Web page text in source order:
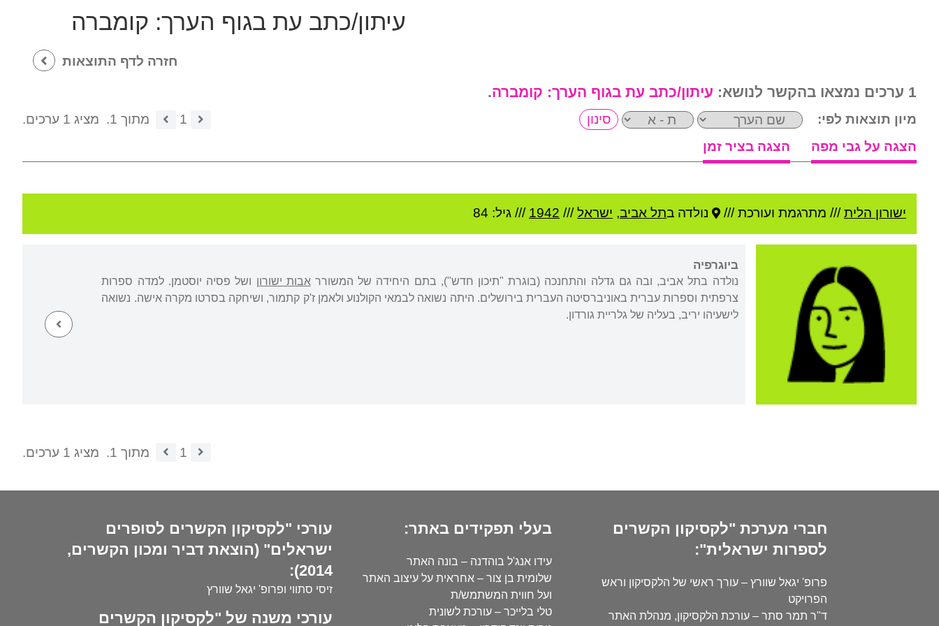
עיתון/כתב עת בגוף הערך: קומברה
חזרה לדף התוצאות
1 ערכים נמצאו בהקשר לנושא: עיתון/כתב עת בגוף הערך: קומברה.
מיון תוצאות לפי: 1 מתוך 1.
מציג 1 ערכים.
הצגה על גבי מפה
הצגה בציר זמן
ישורון הלית/// מתרגמת ועורכת /// נולדה בתל אביב, ישראל///
1942 /// גיל: 84
ביוגרפיה
נולדה בתל אביב, ובה גם גדלה והתחנכה (בוגרת "תיכון חדש"), בתם היחידה של המשורראבות ישורון ושל פסיה יוסטמן. למדה ספרות
צרפתית וספרות עברית באוניברסיטה העברית בירושלים. היתה נשואה לבמאי הקולנוע ולאמן ז'ק קתמור, ושיחקה בסרטו מקרה אישה. נשואה
לישעיהו יריב, בעליה של גלריית גורדון.
1 מתוך 1. מציג 1 ערכים.
חברי מערכת "לקסיקון הקשרים
לספרות ישראלית":
פרופ' יגאל שוורץ – עורך ראשי של הלקסיקון וראש
הפרויקט
ד"ר תמר סתר – עורכת הלקסיקון, מנהלת האתר
בעלי תפקידים באתר:
עידו אנג'ל בוהדנה – בונה האתר
שלומית בן צור – אחראית על עיצוב האתר
ועל חווית המשתמש/ת
טלי בלייכר – עורכת לשונית
עורכי "לקסיקון הקשרים לסופרים
ישראלים" (הוצאת דביר ומכון הקשרים,
2014):
זיסי סתווי ופרופ' יגאל שוורץ
עורכי משנה של "לקסיקון הקשרים